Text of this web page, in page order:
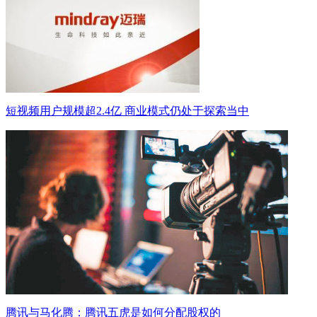
短视频用户规模超2.4亿 商业模式仍处于探索当中
腾讯与马化腾：腾讯五虎是如何分配股权的